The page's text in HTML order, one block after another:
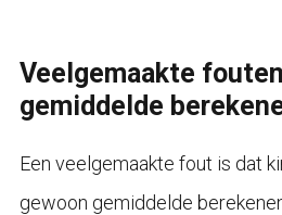
Veelgemaakte
gemiddelde
Een veelgemaakte fout is dat
gewoon gemiddelde